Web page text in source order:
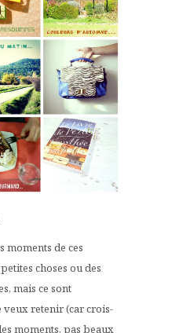
moments de ces
choses ou des
mais ce sont
veux retenir (car crois-
moments, pas beaux